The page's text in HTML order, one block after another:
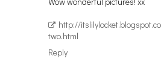
http://
two.html
Reply